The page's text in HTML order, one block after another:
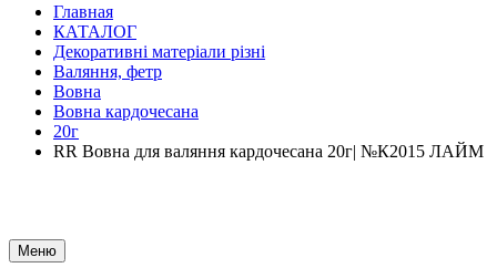
Главная
КАТАЛОГ
Декоративні матеріали різні
Валяння, фетр
Вовна
Вовна кардочесана
20г
RR Вовна для валяння кардочесана 20г| №К2015 ЛАЙМ
Меню